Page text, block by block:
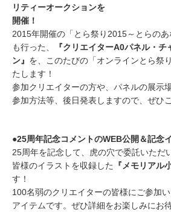
リティーオークションを
開催！
2015年開催の「とら祭り2015～とらの
も行った、
『クリエイターA0パネル・
ン』 を、このたびの「オンラインとら祭
たします！
参加クリエイターの方や、パネルの展示
参加方法等、後日発表しますので、ぜひ
●25周年記念コメントのWEB公開＆記念
25周年を記念して、虎の穴で委託いただ
皆様のイラストを収録した
『メモリアル
す！
100名弱のクリエイターの皆様にご参加
アイテムです。ぜひ詳細をお楽しみにお